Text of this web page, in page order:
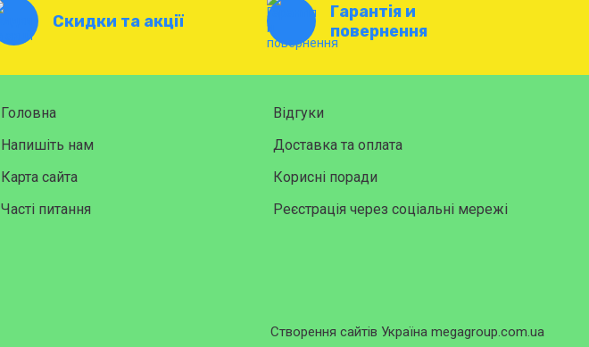
Скидки та акції
Гарантія и
повернення
Головна
Відгуки
Напишіть нам
Доставка та оплата
Карта сайта
Корисні поради
Часті питання
Реєстрація через соціальні мережі
Створення сайтів Україна megagroup.com.ua